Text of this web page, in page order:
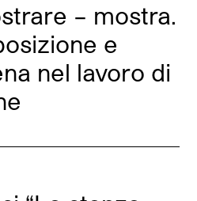
– mostra.
e
nel lavoro di